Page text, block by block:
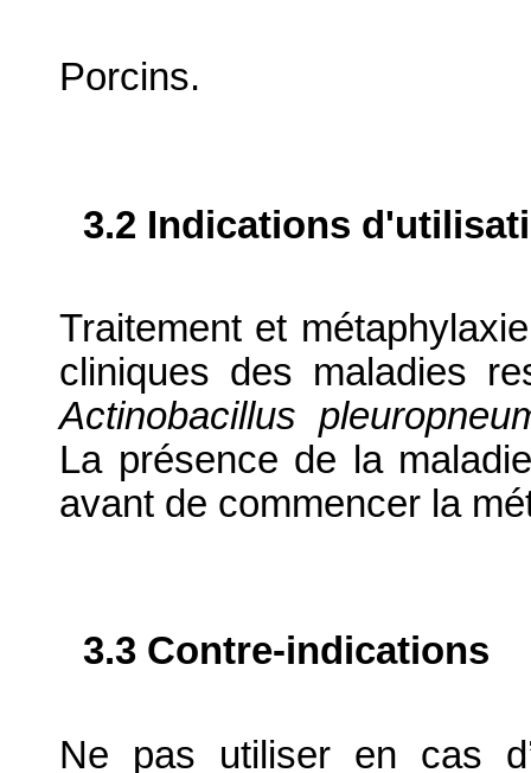
Porcins.
3.2 Indications
Traitement et
cliniques des maladies
Actinobacillus
La présence de la
avant de commencer la
3.3 Contre-indications
Ne pas utiliser en cas